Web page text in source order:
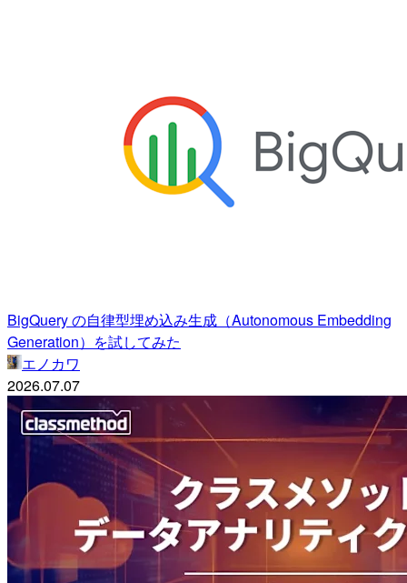
BigQuery の自律型埋め込み生成（Autonomous Embedding
Generation）を試してみた
エノカワ
2026.07.07